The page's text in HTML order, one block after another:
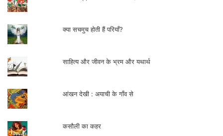
क्या सचमुच होती हैं परियाँ?
साहित्य और जीवन के भ्रम और यथार्थ
आंखन देखी : अयाची के गाँव से
कसौली का कहर